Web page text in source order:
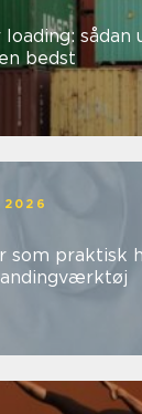
loading: sådan
bedst
som praktisk